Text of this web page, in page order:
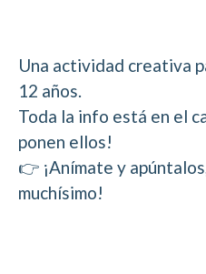
Una actividad creativa
12 años.
Toda la info está en el
ponen ellos!
👉 ¡Anímate y
muchísimo!